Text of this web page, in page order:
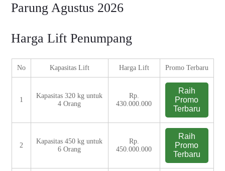
Parung Agustus 2026
Harga Lift Penumpang
No Kapasitas Lift Harga Lift Promo Terbaru
1
Kapasitas 320 kg untuk
4 Orang
Rp.
430.000.000
Raih
Promo
Terbaru
2
Kapasitas 450 kg untuk
6 Orang
Rp.
450.000.000
Raih
Promo
Terbaru